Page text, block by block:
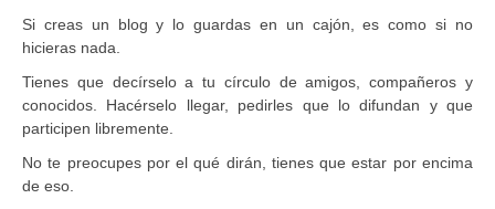
Si creas un blog y lo guardas en un cajón, es como si no
hicieras nada.
Tienes que decírselo a tu círculo de amigos, compañeros y
conocidos. Hacérselo llegar, pedirles que lo difundan y que
participen libremente.
No te preocupes por el qué dirán, tienes que estar por encima
de eso.